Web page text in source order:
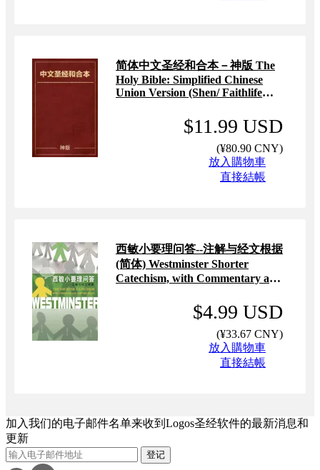
简体中文圣经和合本－神版 The
Holy Bible: Simplified Chinese
Union Version (Shen/ Faithlife
$11.99 USD
(¥80.90 CNY)
放入購物車
直接結帳
西敏小要理问答--注解与经文根据
(简体) Westminster Shorter
Catechism, with Commentary and
$4.99 USD
(¥33.67 CNY)
放入購物車
直接結帳
加入我们的电子邮件名单来收到Logos圣经软件的最新消息和
更新
登记